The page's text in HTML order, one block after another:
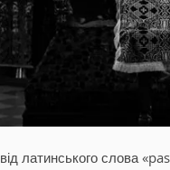
латинського слова